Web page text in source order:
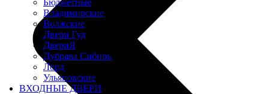
Владимирские
Волжские
Двери Гуд
ДвериЯ
Дубрава Сибирь
Лорд
Ульяновские
ВХОДНЫЕ ДВЕРИ